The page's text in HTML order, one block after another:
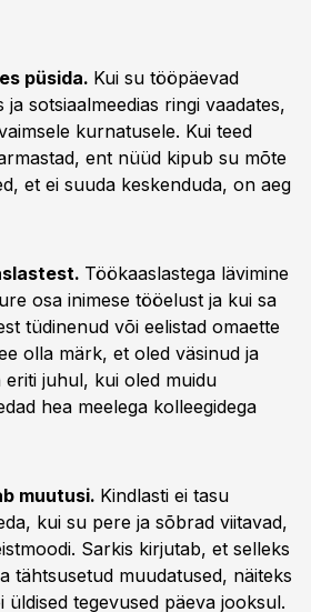
püsida. Kui su tööpäevad
sotsiaalmeedias ringi vaadates,
kurnatusele. Kui teed
ent nüüd kipub su mõte
et ei suuda keskenduda, on aeg
Töökaaslastega lävimine
osa inimese tööelust ja kui sa
tüdinenud või eelistad omaette
olla märk, et oled väsinud ja
eriti juhul, kui oled muidu
hea meelega kolleegidega
muutusi. Kindlasti ei tasu
kui su pere ja sõbrad viitavad,
Sarkis kirjutab, et selleks
tähtsusetud muudatused, näiteks
üldised tegevused päeva jooksul.